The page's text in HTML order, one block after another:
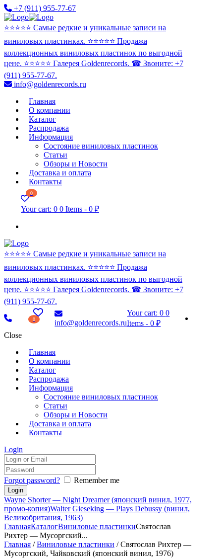
+7 (911) 955-77-67
⭐️⭐️⭐️⭐️⭐️ Самые редкие и уникальные записи на
виниловых пластинках. ⭐️⭐️⭐️⭐️⭐️ Продажа
коллекционных виниловых пластинок по выгодной
цене. ⭐️⭐️⭐️⭐️⭐️ Галерея Goldenrecords. ☎ Звоните: +7
(911) 955-77-67.
info@goldenrecords.ru
Главная
О компании
Каталог
Распродажа
Информация
Состояние виниловых пластинок
Статьи
Обзоры и Новости
Доставка и оплата
Контакты
0
Your cart: 0 0 Items - 0 ₽
⭐️⭐️⭐️⭐️⭐️ Самые редкие и уникальные записи на
виниловых пластинках. ⭐️⭐️⭐️⭐️⭐️ Продажа
коллекционных виниловых пластинок по выгодной
цене. ⭐️⭐️⭐️⭐️⭐️ Галерея Goldenrecords. ☎ Звоните: +7
(911) 955-77-67.
0 info@goldenrecords.ru
Your cart: 00
Items -0 ₽
Close
Главная
О компании
Каталог
Распродажа
Информация
Состояние виниловых пластинок
Статьи
Обзоры и Новости
Доставка и оплата
Контакты
Login
Forgot password? Remember me
Wayne Shorter — Night Dreamer (японский винил, 1977,
промо-копия)Walter Gieseking — Plays Debussy (винил,
Великобритания, 1963)
ГлавнаяКаталогВиниловые пластинкиСвятослав
Рихтер — Мусоргский...
Главная /Виниловые пластинки / Святослав Рихтер —
Мусоргский, Чайковский (японский винил, 1976)